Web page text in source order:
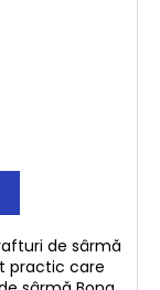
de sârmă
practic care